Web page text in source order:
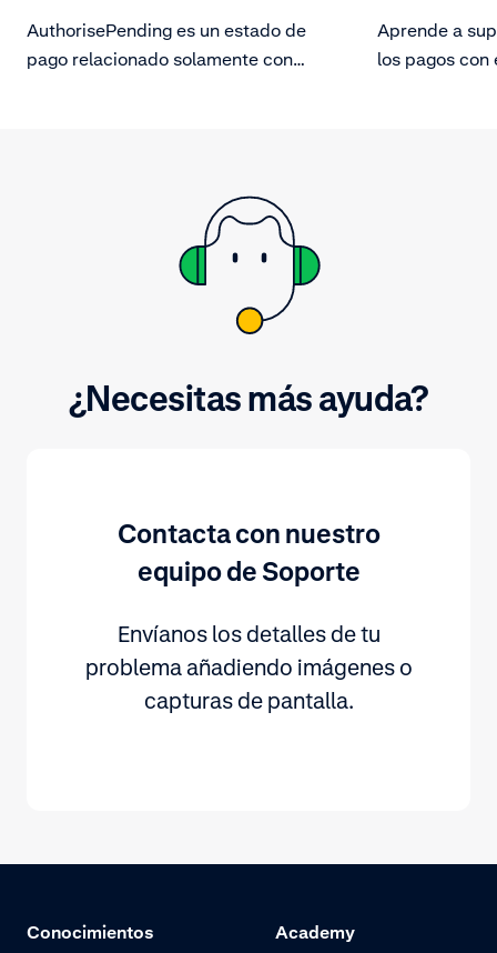
AuthorisePending es un estado de
pago relacionado solamente con
Aprende a
los pagos con
¿Necesitas más ayuda?
Contacta con nuestro
equipo de Soporte
Envíanos los detalles de tu
problema añadiendo imágenes o
capturas de pantalla.
Conocimientos
Academy